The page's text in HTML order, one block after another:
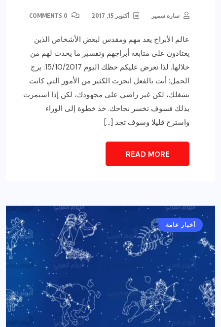
ساره سمير أكتوبر 15, 2017
عالم الأبراج يعد مهم ومقدس لبعض الأشخاص الذين
يعتادون على متابعة أبراجهم وتفسير ما يحدث لهم من
خلالها. لذا نعرض عليكم حظك اليوم 15/10/2017: برج
الحمل: أنت بالفعل انجزت الكثير من الأمور التي كانت
تشغلك، لكن غير راضي على مجهودك، لكن إذا استمرت
بذلك فسوف تخسر نجاحك. خذ خطوة إلى الوراء
واسترح قليلا وسوف تجد […]
READ MORE
أخبار عامة